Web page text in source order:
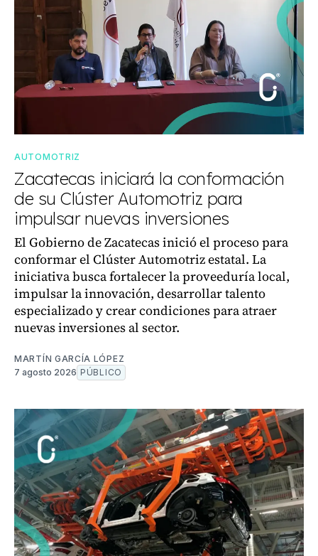
AUTOMOTRIZ
Zacatecas iniciará la conformación
de su Clúster Automotriz para
impulsar nuevas inversiones
El Gobierno de Zacatecas inició el proceso para
conformar el Clúster Automotriz estatal. La
iniciativa busca fortalecer la proveeduría local,
impulsar la innovación, desarrollar talento
especializado y crear condiciones para atraer
nuevas inversiones al sector.
MARTÍN GARCÍA LÓPEZ
7 agosto 2026 PÚBLICO